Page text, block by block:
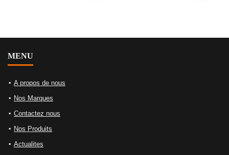
MENU
A propos de nous
Nos Marques
Contactez nous
Nos Produits
Actualites